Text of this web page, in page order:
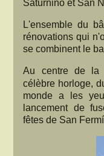
Saturnino et San
L'ensemble du
rénovations qui
se combinent le
Au centre de la
célèbre horloge,
monde a les
lancement de
fêtes de San